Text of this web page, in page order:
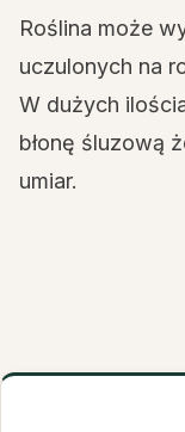
Roślina może
uczulonych na
W dużych
błonę śluzową
umiar.